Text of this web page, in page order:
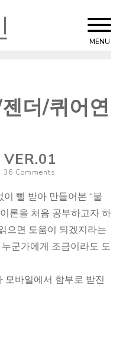
MENU
더/퀴어연
36 Comments
삘 받아 만들어본 “불
론을 처음 공부하고자 하
으면 도움이 되겠지라는
군가에게 조금이라도 도
바일에서 함부로 받진